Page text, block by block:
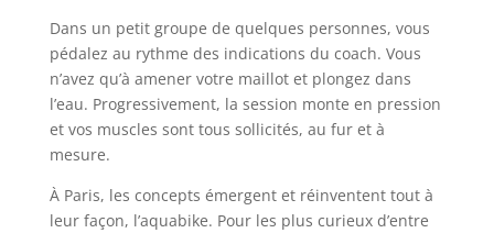
Dans un petit groupe de quelques personnes, vous
pédalez au rythme des indications du coach. Vous
n’avez qu’à amener votre maillot et plongez dans
l’eau. Progressivement, la session monte en pression
et vos muscles sont tous sollicités, au fur et à
mesure.
À Paris, les concepts émergent et réinventent tout à
leur façon, l’aquabike. Pour les plus curieux d’entre